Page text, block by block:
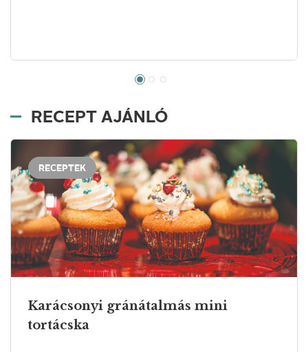
RECEPT AJÁNLÓ
RECEPTEK
Karácsonyi gránátalmás mini
tortácska